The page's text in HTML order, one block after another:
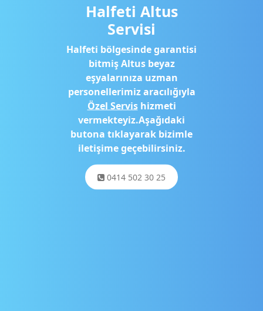
Halfeti Altus
Servisi
Halfeti bölgesinde garantisi
bitmiş Altus beyaz
eşyalarınıza uzman
personellerimiz aracılığıyla
Özel Servishizmeti
vermekteyiz.Aşağıdaki
butona tıklayarak bizimle
iletişime geçebilirsiniz.
0414 502 30 25